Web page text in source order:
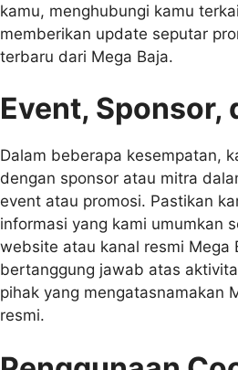
kamu, menghubungi kamu
memberikan update seputar
terbaru dari Mega Baja.
Event, Sponsor,
Dalam beberapa kesempatan,
dengan sponsor atau mitra
event atau promosi. Pastikan
informasi yang kami umumkan
website atau kanal resmi Mega
bertanggung jawab atas
pihak yang mengatasnamakan
resmi.